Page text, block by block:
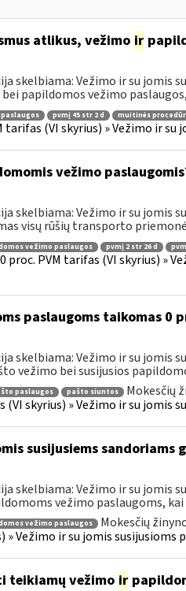
atlikus, vežimo ir
skelbiama: Vežimo ir su jomis
papildomos vežimo
pvmį 45 str 2 d muitinės
(VI skyrius) » Vežimo ir
vežimo
skelbiama: Vežimo ir su jomis
visų rūšių transporto
vežimo paslaugos pvmį 2 str 26 d
PVM tarifas (VI skyrius) »
paslaugoms taikomas 0
skelbiama: Vežimo ir su jomis
vežimo bei susijusios
paslaugos pašto siuntos Mokesčių
skyrius) » Vežimo ir su jomis
susijusiems sandoriams
skelbiama: Vežimo ir su jomis
vežimo paslaugoms, kai
vežimo paslaugos Mokesčių
» Vežimo ir su jomis susijusioms
teikiamų vežimo ir